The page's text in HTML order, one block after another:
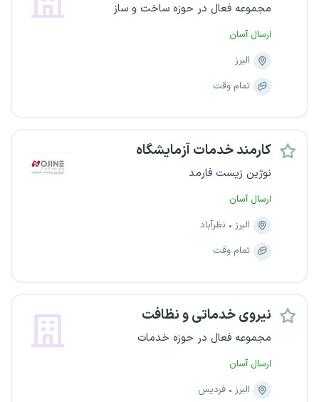
مجموعه فعال در حوزه ساخت و ساز
ارسال آسان
البرز
تمام وقت
کارمند خدمات آزمایشگاه
نوژین زیست فارمد
ارسال آسان
البرز
نظرآباد
تمام وقت
نیروی خدماتی و نظافت
مجموعه فعال در حوزه خدمات
ارسال آسان
البرز
فردیس